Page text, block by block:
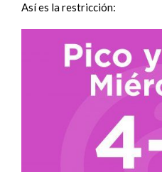
Así es la restricción: